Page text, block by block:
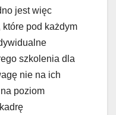
jest więc
pod każdym
szkolenia dla
nie na ich
poziom